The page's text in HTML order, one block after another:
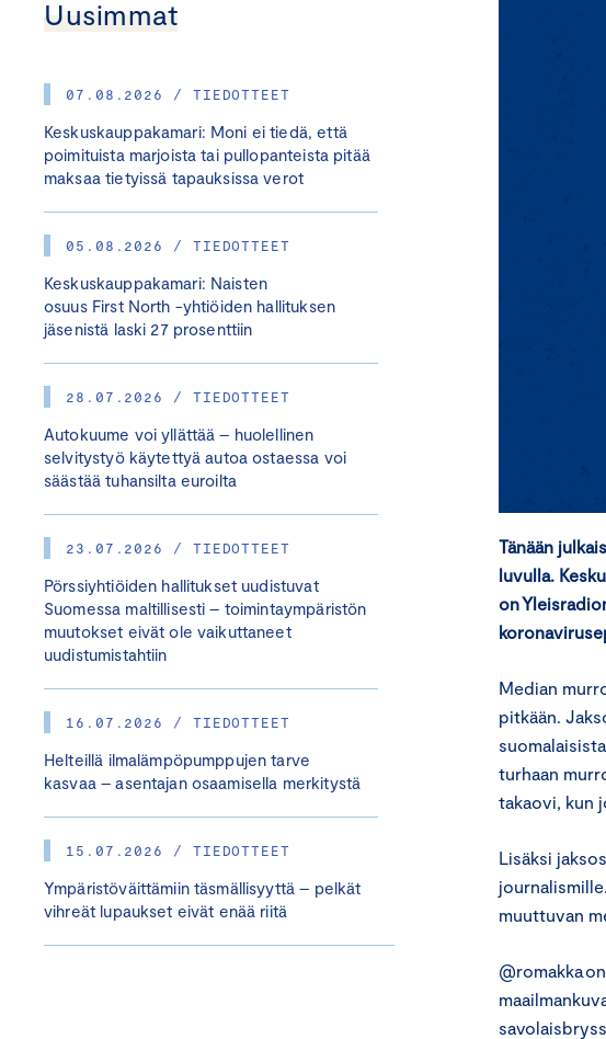
Uusimmat
07.08.2026 / TIEDOTTEET
Keskuskauppakamari: Moni ei tiedä, että
poimituista marjoista tai pullopanteista pitää
maksaa tietyissä tapauksissa verot
05.08.2026 / TIEDOTTEET
Keskuskauppakamari: Naisten
osuus First North -yhtiöiden hallituksen
jäsenistä laski 27 prosenttiin
28.07.2026 / TIEDOTTEET
Autokuume voi yllättää – huolellinen
selvitystyö käytettyä autoa ostaessa voi
säästää tuhansilta euroilta
23.07.2026 / TIEDOTTEET
Pörssiyhtiöiden hallitukset uudistuvat
Suomessa maltillisesti – toimintaympäristön
muutokset eivät ole vaikuttaneet
uudistumistahtiin
16.07.2026 / TIEDOTTEET
Helteillä ilmalämpöpumppujen tarve
kasvaa – asentajan osaamisella merkitystä
15.07.2026 / TIEDOTTEET
Ympäristöväittämiin täsmällisyyttä – pelkät
vihreät lupaukset eivät enää riitä
Tänään
luvulla.
on
Median
pitkään.
turhaan
takaovi, kun
Lisäksi
muuttuvan
@romakka